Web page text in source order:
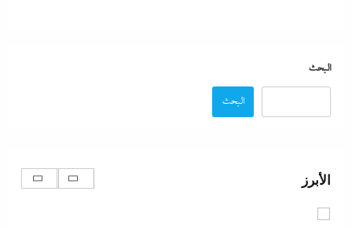
البحث
البحث
الأبرز
إلى تحالف السعودية وباكستان وتركيا؟
13 مايو، 2024